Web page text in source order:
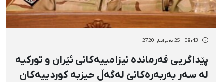
08:43 - 25 بەفرانبار 2720
پێداگریی فەرماندە نیزامییەکانی ئێران و تورکیە
لە سەر بەربەرەکانێ لەگەڵ حیزبە کوردییەکان